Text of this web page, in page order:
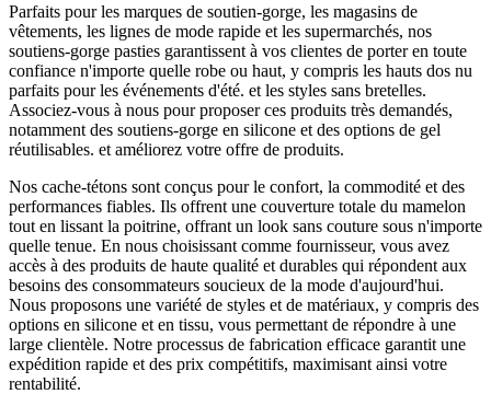
Parfaits pour les marques de soutien-gorge, les magasins de
vêtements, les lignes de mode rapide et les supermarchés, nos
soutiens-gorge pasties garantissent à vos clientes de porter en toute
confiance n'importe quelle robe ou haut, y compris les hauts dos nu
parfaits pour les événements d'été. et les styles sans bretelles.
Associez-vous à nous pour proposer ces produits très demandés,
notamment des soutiens-gorge en silicone et des options de gel
réutilisables. et améliorez votre offre de produits.
Nos cache-tétons sont conçus pour le confort, la commodité et des
performances fiables. Ils offrent une couverture totale du mamelon
tout en lissant la poitrine, offrant un look sans couture sous n'importe
quelle tenue. En nous choisissant comme fournisseur, vous avez
accès à des produits de haute qualité et durables qui répondent aux
besoins des consommateurs soucieux de la mode d'aujourd'hui.
Nous proposons une variété de styles et de matériaux, y compris des
options en silicone et en tissu, vous permettant de répondre à une
large clientèle. Notre processus de fabrication efficace garantit une
expédition rapide et des prix compétitifs, maximisant ainsi votre
rentabilité.